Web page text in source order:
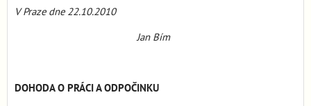
V Praze dne 22.10.2010
Jan Bím
DOHODA O PRÁCI A ODPOČINKU